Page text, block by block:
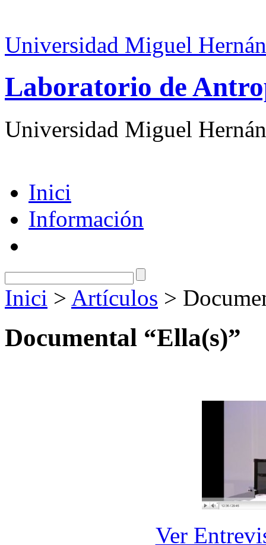
Universidad Miguel
Laboratorio de
Universidad Miguel
Inici
Información
Inici > Artículos >
Documental “Ella(s)”
Ver